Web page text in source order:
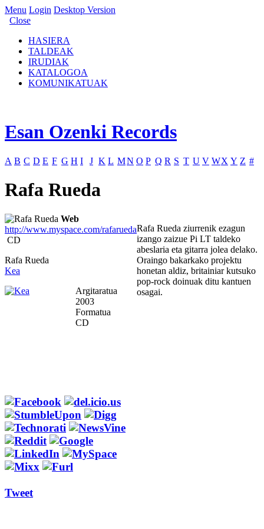
Menu Login Desktop Version
Close
HASIERA
TALDEAK
IRUDIAK
KATALOGOA
KOMUNIKATUAK
Esan Ozenki Records
A B C D E F G H I J K L MN O P Q R S T U V WX Y Z #
Rafa Rueda
Web
http://www.myspace.com/rafarueda
CD
Rafa Rueda
Kea
Argitaratua
2003
Formatua
CD
Tweet
Rafa Rueda ziurrenik ezagun
izango zaizue Pi LT taldeko
abeslaria eta gitarra jolea delako.
Oraingo bakarkako projektu
honetan aldiz, britainiar kutsuko
pop-rock doinuak ditu kantuen
osagai.